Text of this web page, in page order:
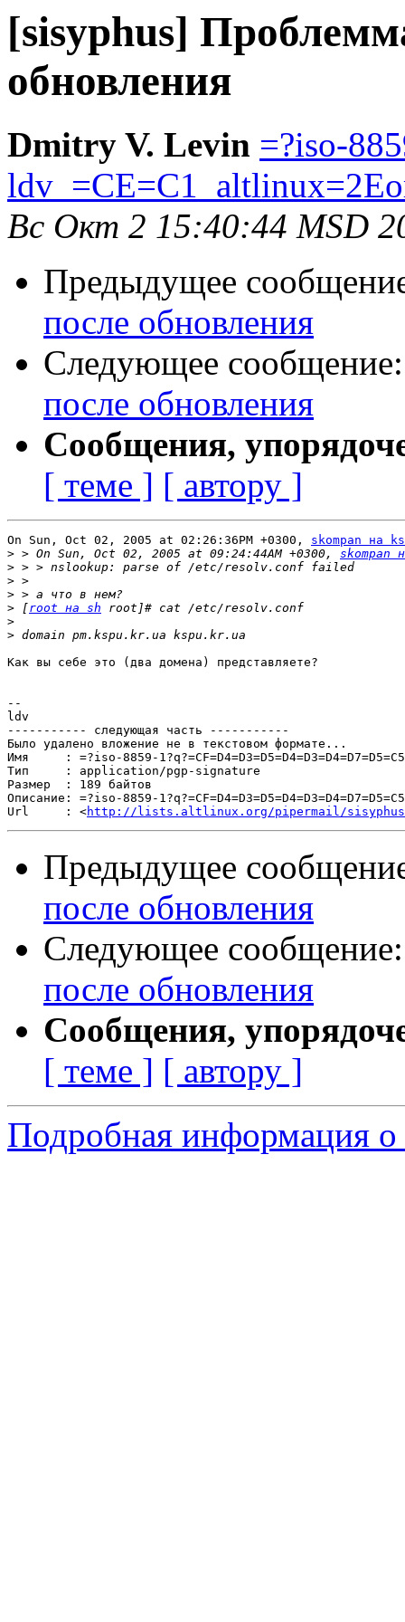
[sisyphus]
обновления
Dmitry V. Levin =?iso-
Вс Окт 2 15:40:44 MSD
Предыдущее
после обновления
Следующее
после обновления
Сообщения,
[ теме ] [ автору ]
On Sun, Oct 02, 2005 at 02:26:36PM +0300, skompan на
> > On Sun, Oct 02, 2005 at 09:24:44AM +0300, skompan
>
>
>
> [root на sh
>
>
Как вы себе это (два домена) представляете?
--
ldv
----------- следующая часть -----------
Было удалено вложение не в текстовом формате...
Имя     : =?iso-8859-
Тип     : application/pgp-signature
Размер  : 189 байтов
Описание: =?iso-8859-
Url     : <http://lists.altlinux.org/pipermail/sisyphus/
Предыдущее
после обновления
Следующее
после обновления
Сообщения,
[ теме ] [ автору ]
Подробная информация о